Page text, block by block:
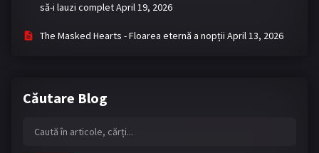
să-i lauzi completApril 19, 2026
The Masked Hearts - Floarea eternă a nopții April 13, 2026
Căutare Blog